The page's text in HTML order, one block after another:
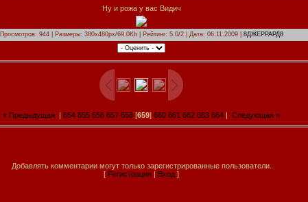
Ну и рожа у вас Видич
Просмотров: 944 | Размеры: 380x480px/69.0Kb | Рейтинг: 5.0/2 | Дата: 06.11.2009 | 8ДЖЕРРАРД8
« Предыдущая 654 655 656 657 658 [659] 660 661 662 663 664 Следующая »
Добавлять комментарии могут только зарегистрированные пользователи.
[ Регистрация | Вход ]